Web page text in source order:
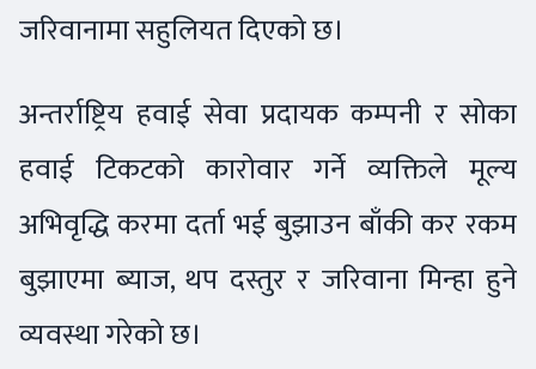
जरिवानामा सहुलियत दिएको छ।
अन्तर्राष्ट्रिय हवाई सेवा प्रदायक कम्पनी र सोका
हवाई टिकटको कारोवार गर्ने व्यक्तिले मूल्य
अभिवृद्धि करमा दर्ता भई बुझाउन बाँकी कर रकम
बुझाएमा ब्याज, थप दस्तुर र जरिवाना मिन्हा हुने
व्यवस्था गरेको छ।